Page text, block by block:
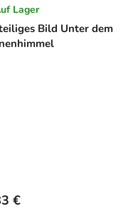
Bild Unter dem
Lager
€